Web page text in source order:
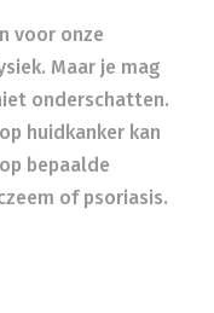
voor onze
Maar je mag
onderschatten.
huidkanker kan
bepaalde
of psoriasis.